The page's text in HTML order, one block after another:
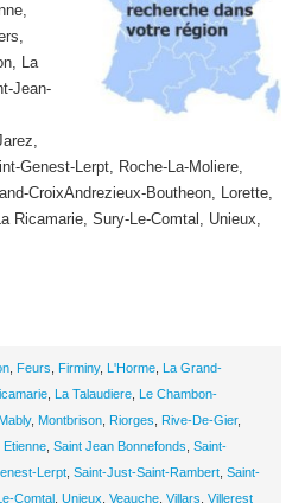
La
Jean-
Genest-Lerpt, Roche-La-Moliere,
CroixAndrezieux-Boutheon, Lorette,
Ricamarie, Sury-Le-Comtal, Unieux,
Feurs Firminy, L'Horme La Grand-
La Talaudiere Le Chambon-
Mably, Montbrison Riorges Rive-De-Gier,
Etienne Saint Jean Bonnefonds Saint-
Lerpt Saint-Just-Saint-Rambert Saint-
Comtal Unieux Veauche Villars Villerest